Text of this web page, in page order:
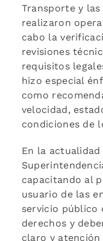
Transporte y
realizaron
cabo la
revisiones
requisitos
hizo especial
como
velocidad,
condiciones de
En la
capacitando al
usuario de las
servicio público
derechos y
claro y atención